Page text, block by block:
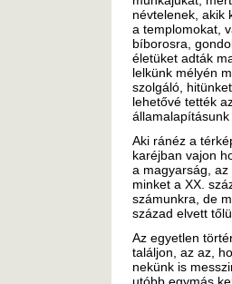
névtelenek, akik
a templomokat,
bíborosra,
életüket adták
lelkünk mélyén
szolgáló,
lehetővé tették
Aki ránéz a
karéjban vajon
a magyarság,
minket a XX.
számunkra, de
század elvett
Az egyetlen
találjon, az az,
nekünk is